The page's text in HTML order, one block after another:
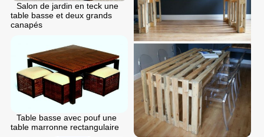
Salon de jardin en teck une
table basse et deux grands
canapés
Table basse avec pouf une
table marronne rectangulaire